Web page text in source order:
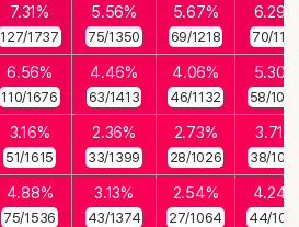
7.31%
127/1737
5.56%
75/1350
5.67%
69/1218
6.29%
70/1113
6.56%
110/1676
4.46%
63/1413
4.06%
46/1132
5.30%
58/
3.16%
51/1615
2.36%
33/1399
2.73%
28/1026
3.71%
38/
4.88%
75/1536
3.13%
43/1374
2.54%
27/1064
4.24%
44/